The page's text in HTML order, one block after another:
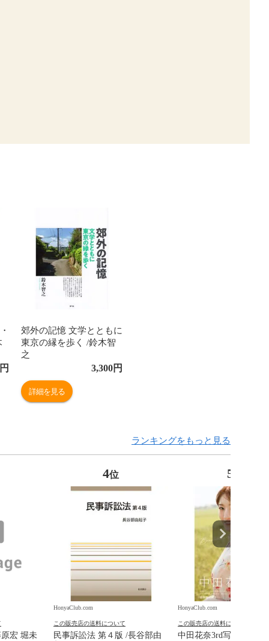
円
郊外の記憶 文学とともに
東京の縁を歩く /鈴木智
之
3,300円
詳細を見る
ランキングをもっと見る
宏 堀未
4位
HonyaClub.com
この販売店の送料について
民事訴訟法 第４版 /長谷部由
5
HonyaClub.com
この販売店の送料について
中田花奈3rd写真集